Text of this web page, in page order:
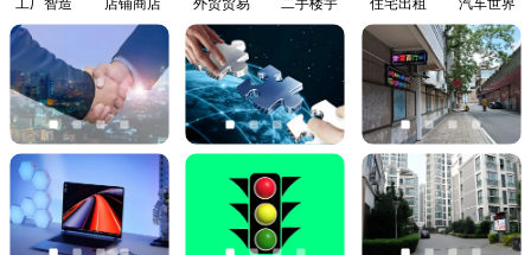
工厂智造 店铺商店 外贸贸易 二手楼宇 住宅出租 汽车世界